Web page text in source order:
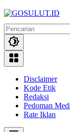
Disclaimer
Kode Etik
Redaksi
Pedoman
Rate Iklan